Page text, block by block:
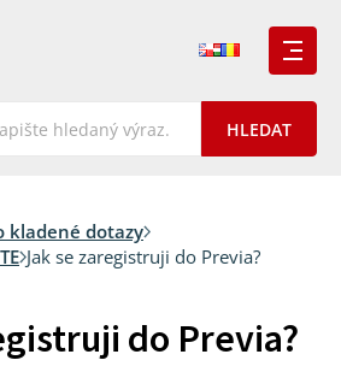
kladené dotazy
Jak se zaregistruji do Previa?
do Previa?